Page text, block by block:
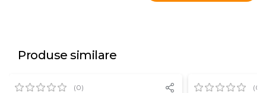
Produse similare
(0) (0)